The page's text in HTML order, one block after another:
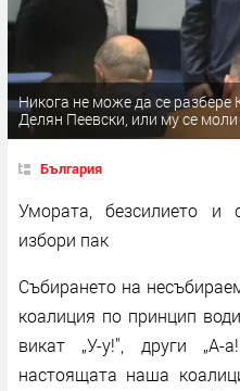
Никога не може да се
Делян Пеевски, или му се
България
Умората, безсилието и
избори пак
Събирането на
коалиция по принцип
викат „У-у!", други „А-
настоящата наша